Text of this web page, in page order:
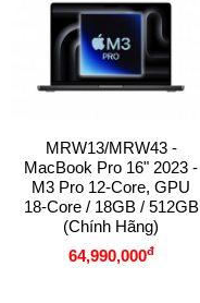
MRW13/MRW43 -
MacBook Pro 16" 2023 -
M3 Pro 12-Core, GPU
18-Core / 18GB / 512GB
(Chính Hãng)
64,990,000đ